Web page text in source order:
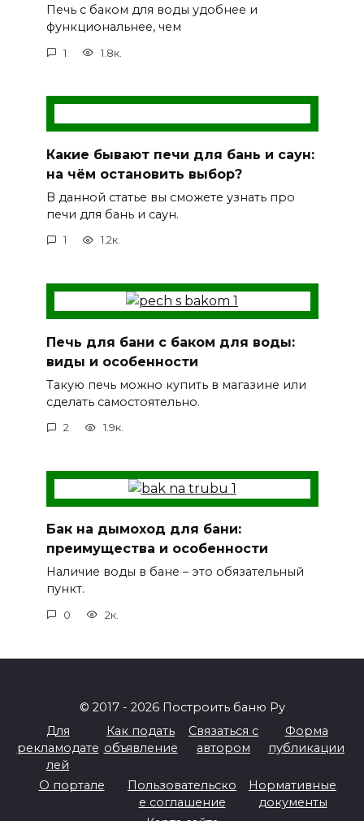
Печь с баком для воды удобнее и
функциональнее, чем
1 1.8к.
Какие бывают печи для бань и саун:
на чём остановить выбор?
В данной статье вы сможете узнать про
печи для бань и саун.
1 1.2к.
Печь для бани с баком для воды:
виды и особенности
Такую печь можно купить в магазине или
сделать самостоятельно.
2 1.9к.
Бак на дымоход для бани:
преимущества и особенности
Наличие воды в бане – это обязательный
пункт.
0 2к.
© 2017 - 2026 Построить баню Ру
Для
рекламодате
лей
Как подать
объявление
Связаться с
автором
Форма
публикации
О портале
Пользовательско
е соглашение
Нормативные
документы